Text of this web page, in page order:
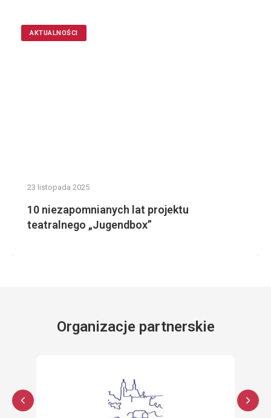
AKTUALNOŚCI
23 listopada 2025
10 niezapomnianych lat projektu
teatralnego „Jugendbox”
Organizacje partnerskie